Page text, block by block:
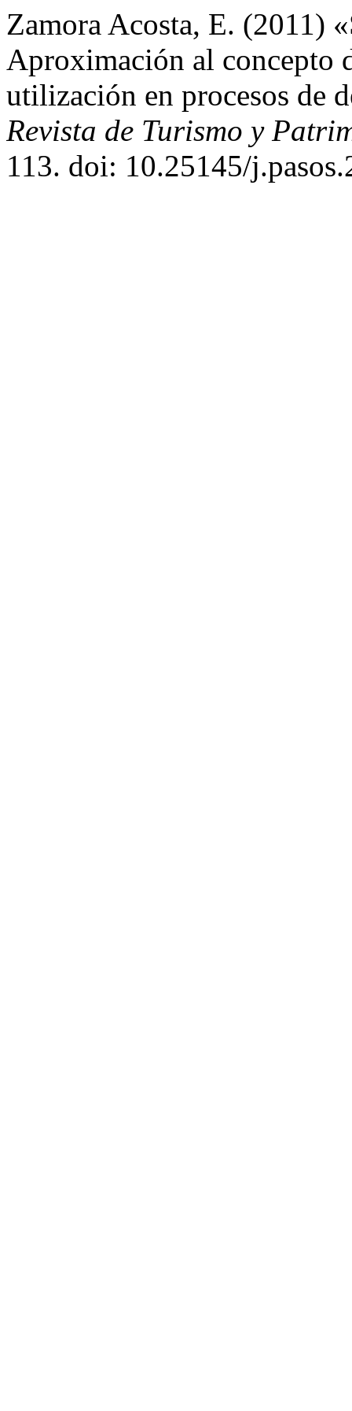
Zamora Acosta, E. (2011)
Aproximación al concepto
utilización en procesos de
Revista de Turismo y
113. doi: 10.25145/